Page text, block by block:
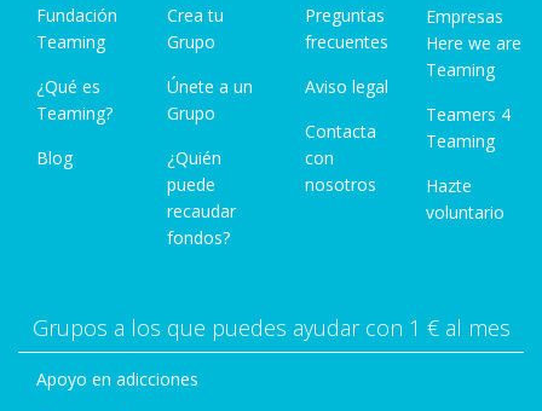
Fundación
Teaming
¿Qué es
Teaming?
Blog
Crea tu
Grupo
Únete a un
Grupo
¿Quién
puede
recaudar
fondos?
Preguntas
frecuentes
Aviso legal
Contacta
con
nosotros
Empresas
Here we are
Teaming
Teamers 4
Teaming
Hazte
voluntario
Grupos a los que puedes ayudar con 1 € al mes
Apoyo en adicciones